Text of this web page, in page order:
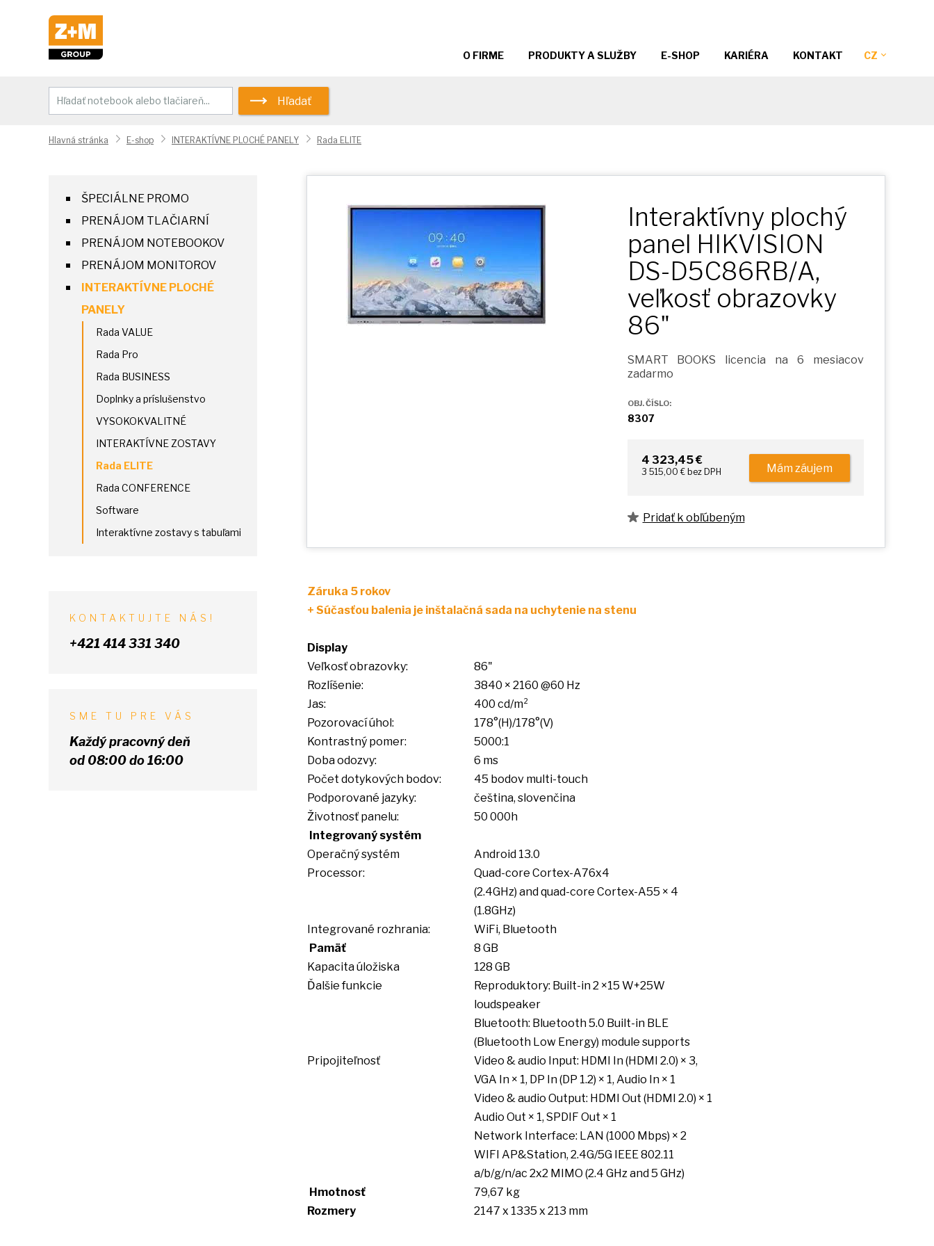
CZ
O FIRME PRODUKTY A SLUŽBY E-SHOP KARIÉRA KONTAKT
Hľadať
Hlavná stránka E-shop INTERAKTÍVNE PLOCHÉ PANELY Rada ELITE
Interaktívny plochý
panel HIKVISION
DS-D5C86RB/A,
veľkosť obrazovky
86"
SMART BOOKS licencia na 6 mesiacov
zadarmo
OBJ. ČÍSLO:
8307
4 323,45 €
3 515,00 € bez DPH Mám záujem
Pridať k obľúbeným
Záruka 5 rokov
+ Súčasťou balenia je inštalačná sada na uchytenie na stenu
Display
Veľkosť obrazovky:
86"
Rozlíšenie:
3840 × 2160 @60 Hz
Jas:
400 cd/m²
Pozorovací úhol:
178°(H)/178°(V)
Kontrastný pomer:
5000:1
Doba odozvy:
6 ms
Počet dotykových bodov:
45 bodov multi-touch
Podporované jazyky:
čeština, slovenčina
Životnosť panelu:
50 000h
Integrovaný systém
Operačný systém
Android 13.0
Processor:
Quad-core Cortex-A76x4
(2.4GHz) and quad-core Cortex-A55 × 4
(1.8GHz)
Integrované rozhrania:
WiFi, Bluetooth
Pamäť
8 GB
Kapacita úložiska
128 GB
Ďalšie funkcie
Reproduktory: Built-in2 ×15 W+25W
loudspeaker
Bluetooth: Bluetooth 5.0 Built-in BLE
(Bluetooth Low Energy) module supports
Pripojiteľnosť
Video & audio Input: HDMI In(HDMI 2.0) × 3,
VGA In × 1, DP In (DP 1.2) × 1, Audio In × 1
Video & audio Output: HDMI Out (HDMI 2.0) × 1
Audio Out × 1, SPDIF Out × 1
Network Interface: LAN (1000 Mbps) × 2
WIFI AP&Station, 2.4G/5G IEEE 802.11
a/b/g/n/ac 2x2 MIMO (2.4 GHz and5 GHz)
Hmotnosť
79,67 kg
Rozmery
2147 x 1335 x 213 mm
ŠPECIÁLNE PROMO
PRENÁJOM TLAČIARNÍ
PRENÁJOM NOTEBOOKOV
PRENÁJOM MONITOROV
INTERAKTÍVNE PLOCHÉ
PANELY
Rada VALUE
Rada Pro
Rada BUSINESS
Doplnky a príslušenstvo
VYSOKOKVALITNÉ
INTERAKTÍVNE ZOSTAVY
Rada ELITE
Rada CONFERENCE
Software
Interaktívne zostavy s tabuľami
KONTAKTUJTE NÁS!
+421 414 331 340
SME TU PRE VÁS
Každý pracovný deň
od 08:00 do 16:00